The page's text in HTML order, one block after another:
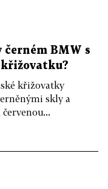
černém BMW s
křižovatku?
křižovatky
skly a